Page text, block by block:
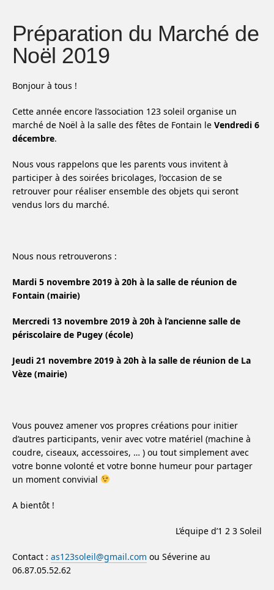
Préparation du Marché de
Noël 2019
Bonjour à tous !
Cette année encore l’association 123 soleil organise un
marché de Noël à la salle des fêtes de Fontain le Vendredi 6
décembre.
Nous vous rappelons que les parents vous invitent à
participer à des soirées bricolages, l’occasion de se
retrouver pour réaliser ensemble des objets qui seront
vendus lors du marché.
Nous nous retrouverons :
Mardi 5 novembre 2019 à 20h à la salle de réunion de
Fontain (mairie)
Mercredi 13 novembre 2019 à 20h à l’ancienne salle de
périscolaire de Pugey (école)
Jeudi 21 novembre 2019 à 20h à la salle de réunion de La
Vèze (mairie)
Vous pouvez amener vos propres créations pour initier
d’autres participants, venir avec votre matériel (machine à
coudre, ciseaux, accessoires, … ) ou tout simplement avec
votre bonne volonté et votre bonne humeur pour partager
un moment convivial
A bientôt !
L’équipe d’1 2 3 Soleil
Contact : as123soleil@gmail.com ou Séverine au
06.87.05.52.62